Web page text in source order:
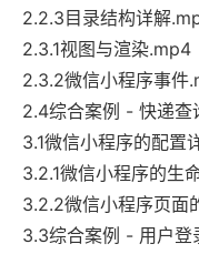
2.2.3目录结构详解
2.3.1视图与渲染.mp4
2.3.2微信小程序事件
2.4综合案例 - 快递查
3.1微信小程序的配置
3.2.1微信小程序的生
3.2.2微信小程序页面
3.3综合案例 - 用户登